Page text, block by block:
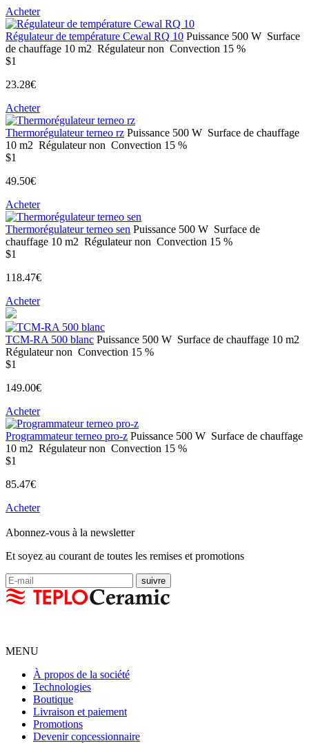
Acheter
Régulateur de température Cewal RQ 10 Puissance 500 W Surface
de chauffage 10 m2 Régulateur non Convection 15 %
$1
23.28€
Acheter
Thermorégulateur terneo rz Puissance 500 W Surface de chauffage
10 m2 Régulateur non Convection 15 %
$1
49.50€
Acheter
Thermorégulateur terneo sen Puissance 500 W Surface de
chauffage 10 m2 Régulateur non Convection 15 %
$1
118.47€
Acheter
ТСM-RA 500 blanc Puissance 500 W Surface de chauffage 10 m2
Régulateur non Convection 15 %
$1
149.00€
Acheter
Programmateur terneo pro-z Puissance 500 W Surface de chauffage
10 m2 Régulateur non Convection 15 %
$1
85.47€
Acheter
Abonnez-vous à la newsletter
Et soyez au courant de toutes les remises et promotions
MENU
À propos de la société
Technologies
Boutique
Livraison et paiement
Promotions
Devenir concessionnaire